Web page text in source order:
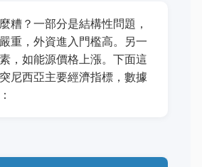
糟？一部分是結構性問題，
重，外資進入門檻高。另一
，如能源價格上漲。下面這
尼西亞主要經濟指標，數據
：